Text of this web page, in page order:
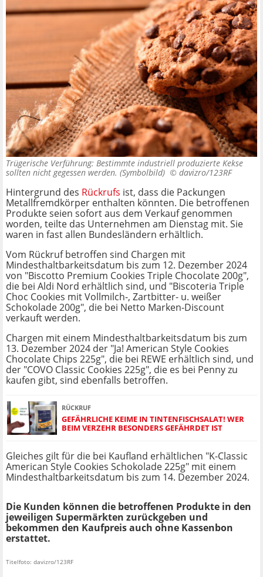
Trügerische Verführung: Bestimmte industriell produzierte Kekse
sollten nicht gegessen werden. (Symbolbild) © davizro/123RF
Hintergrund des Rückrufs ist, dass die Packungen
Metallfremdkörper enthalten könnten. Die betroffenen
Produkte seien sofort aus dem Verkauf genommen
worden, teilte das Unternehmen am Dienstag mit. Sie
waren in fast allen Bundesländern erhältlich.
Vom Rückruf betroffen sind Chargen mit
Mindesthaltbarkeitsdatum bis zum 12. Dezember 2024
von "Biscotto Premium Cookies Triple Chocolate 200g",
die bei Aldi Nord erhältlich sind, und "Biscoteria Triple
Choc Cookies mit Vollmilch-, Zartbitter- u. weißer
Schokolade 200g", die bei Netto Marken-Discount
verkauft werden.
Chargen mit einem Mindesthaltbarkeitsdatum bis zum
13. Dezember 2024 der "Ja! American Style Cookies
Chocolate Chips 225g", die bei REWE erhältlich sind, und
der "COVO Classic Cookies 225g", die es bei Penny zu
kaufen gibt, sind ebenfalls betroffen.
RÜCKRUF
GEFÄHRLICHE KEIME IN TINTENFISCHSALAT! WER
BEIM VERZEHR BESONDERS GEFÄHRDET IST
Gleiches gilt für die bei Kaufland erhältlichen "K-Classic
American Style Cookies Schokolade 225g" mit einem
Mindesthaltbarkeitsdatum bis zum 14. Dezember 2024.
Die Kunden können die betroffenen Produkte in den
jeweiligen Supermärkten zurückgeben und
bekommen den Kaufpreis auch ohne Kassenbon
erstattet.
Titelfoto: davizro/123RF